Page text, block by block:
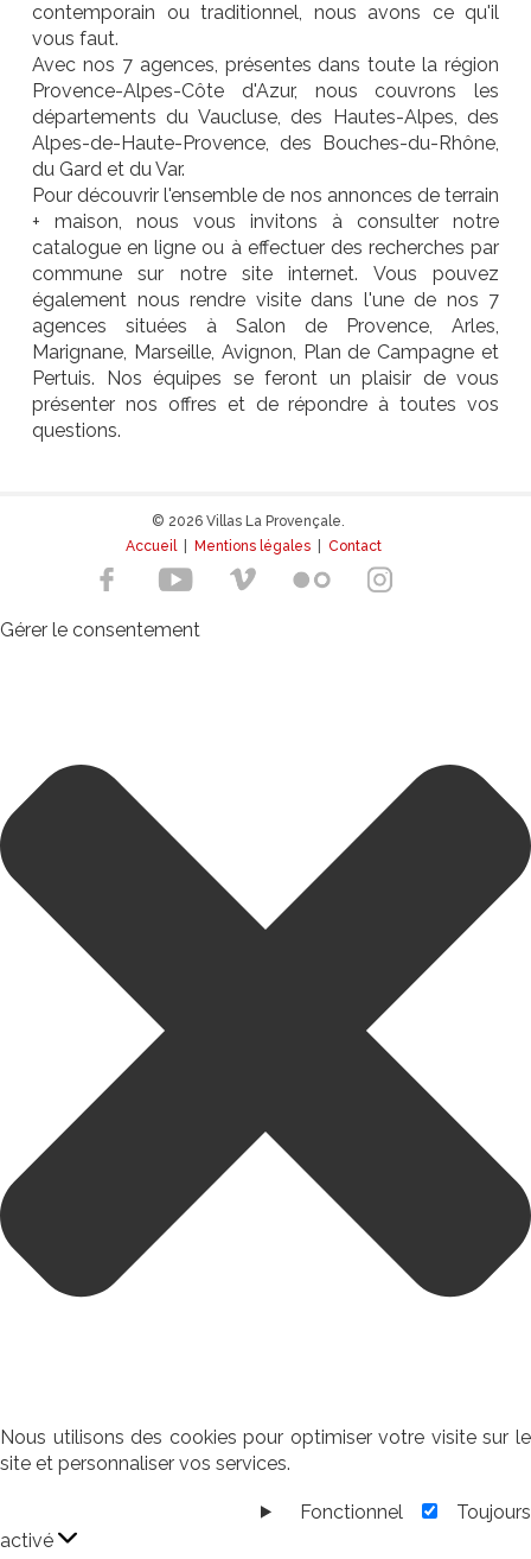
contemporain ou traditionnel, nous avons ce qu'il
vous faut.
Avec nos 7 agences, présentes dans toute la région
Provence-Alpes-Côte d'Azur, nous couvrons les
départements du Vaucluse, des Hautes-Alpes, des
Alpes-de-Haute-Provence, des Bouches-du-Rhône,
du Gard et du Var.
Pour découvrir l'ensemble de nos annonces de terrain
+ maison, nous vous invitons à consulter notre
catalogue en ligne ou à effectuer des recherches par
commune sur notre site internet. Vous pouvez
également nous rendre visite dans l'une de nos 7
agences situées à Salon de Provence, Arles,
Marignane, Marseille, Avignon, Plan de Campagne et
Pertuis. Nos équipes se feront un plaisir de vous
présenter nos offres et de répondre à toutes vos
questions.
© 2026 Villas La Provençale.
Accueil| Mentions légales Contact
Gérer le consentement
Nous utilisons des cookies pour optimiser votre visite sur le
site et personnaliser vos services.
Fonctionnel
Toujours
activé